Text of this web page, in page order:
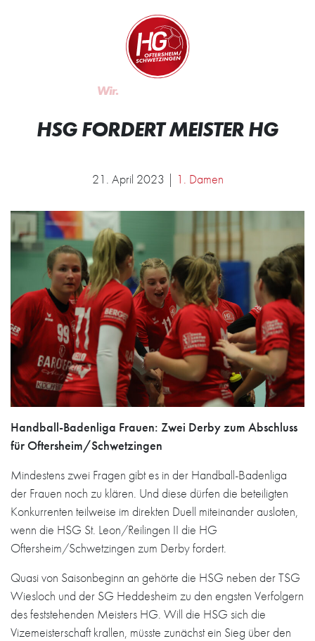
Zur Startseite
Wir.
HSG FORDERT MEISTER HG
21. April 2023 | 1. Damen
Handball-Badenliga Frauen: Zwei Derby zum Abschluss
für Oftersheim/Schwetzingen
Mindestens zwei Fragen gibt es in der Handball-Badenliga
der Frauen noch zu klären. Und diese dürfen die beteiligten
Konkurrenten teilweise im direkten Duell miteinander ausloten,
wenn die HSG St. Leon/Reilingen II die HG
Oftersheim/Schwetzingen zum Derby fordert.
Quasi von Saisonbeginn an gehörte die HSG neben der TSG
Wiesloch und der SG Heddesheim zu den engsten Verfolgern
des feststehenden Meisters HG. Will die HSG sich die
Vizemeisterschaft krallen, müsste zunächst ein Sieg über den